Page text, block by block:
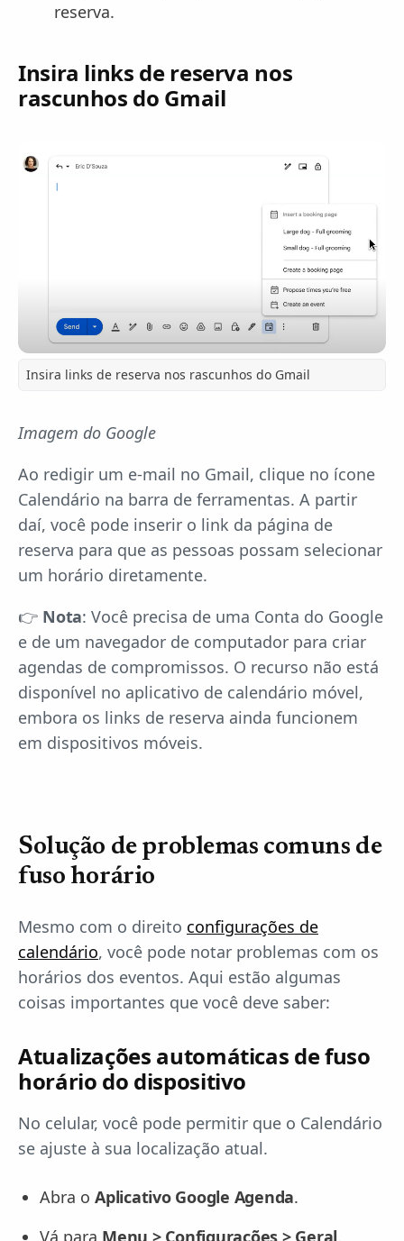
reserva.
Insira links de reserva nos
rascunhos do Gmail
Insira links de reserva nos rascunhos do Gmail
Imagem do Google
Ao redigir um e-mail no Gmail, clique no ícone
Calendário na barra de ferramentas. A partir
daí, você pode inserir o link da página de
reserva para que as pessoas possam selecionar
um horário diretamente.
👉 Nota: Você precisa de uma Conta do Google
e de um navegador de computador para criar
agendas de compromissos. O recurso não está
disponível no aplicativo de calendário móvel,
embora os links de reserva ainda funcionem
em dispositivos móveis.
Solução de problemas comuns de
fuso horário
Mesmo com o direito configurações de
calendário, você pode notar problemas com os
horários dos eventos. Aqui estão algumas
coisas importantes que você deve saber:
Atualizações automáticas de fuso
horário do dispositivo
No celular, você pode permitir que o Calendário
se ajuste à sua localização atual.
Abra o Aplicativo Google Agenda.
Vá para Menu > Configurações > Geral